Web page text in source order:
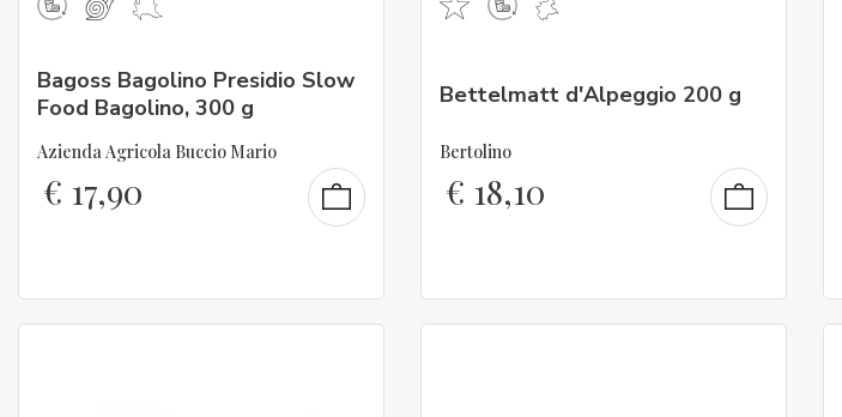
Bagoss Bagolino Presidio Slow
Food Bagolino, 300 g
Azienda Agricola Buccio Mario
€ 17,90
Bettelmatt d'Alpeggio 200 g
Bertolino
€ 18,10